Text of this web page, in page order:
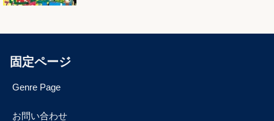
固定ページ
Genre Page
お問い合わせ